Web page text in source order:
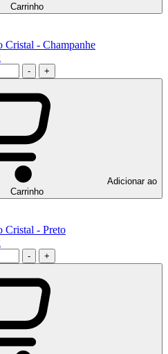
Carrinho
Cristal - Champanhe
- +
Carrinho
Cristal - Preto
- +